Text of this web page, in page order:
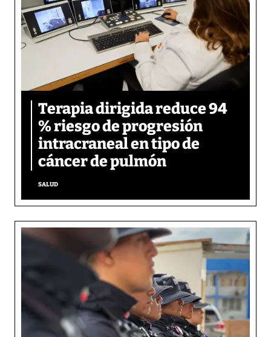
Terapia dirigida reduce 94
% riesgo de progresión
intracraneal en tipo de
cáncer de pulmón
SALUD